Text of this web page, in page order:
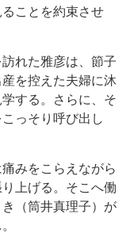
ことを約束させ
れた雅彦は、節子
産を控えた夫婦に沐
する。さらに、そ
っそり呼び出し
みをこらえながら
上げる。そこへ働
（筒井真理子）が